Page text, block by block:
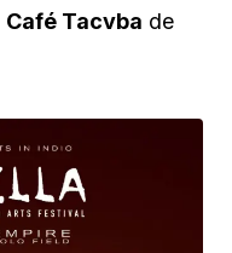
Café Tacvba de